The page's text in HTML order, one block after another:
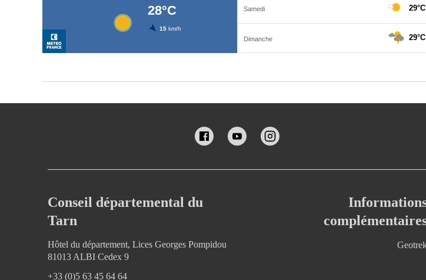
Conseil départemental du
Tarn
Hôtel du département, Lices Georges Pompidou
81013 ALBI Cedex 9
+33 (0)5 63 45 64 64